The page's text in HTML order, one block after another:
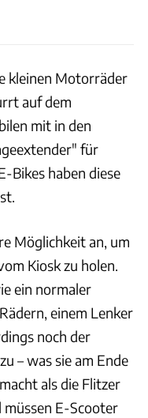
kleinen Motorräder
auf dem
mit in den
für
Bikes haben diese
Möglichkeit an, um
Kiosk zu holen.
ein normaler
einem Lenker
noch der
– was sie am Ende
als die Flitzer
E-Scooter